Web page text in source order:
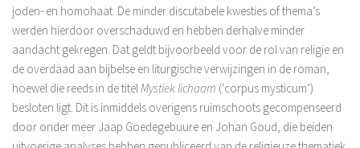
joden- en homohaat. De minder discutabele kwesties of thema’s
werden hierdoor overschaduwd en hebben derhalve minder
aandacht gekregen. Dat geldt bijvoorbeeld voor de rol van religie en
de overdaad aan bijbelse en liturgische verwijzingen in de roman,
hoewel die reeds in de titelMystiek lichaam (‘corpus mysticum’)
besloten ligt. Dit is inmiddels overigens ruimschoots gecompenseerd
door onder meer Jaap Goedegebuure en Johan Goud, die beiden